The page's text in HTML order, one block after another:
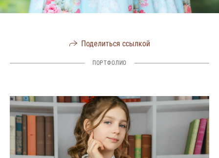
Поделиться ссылкой
ПОРТФОЛИО